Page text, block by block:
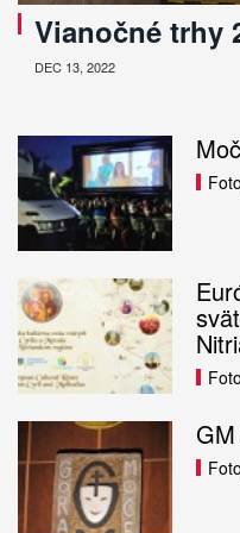
Vianočné trhy
DEC 13, 2022